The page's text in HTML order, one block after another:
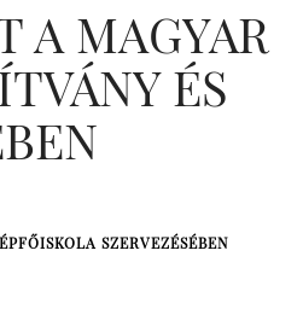
A MAGYAR
ÉS
SZERVEZÉSÉBEN